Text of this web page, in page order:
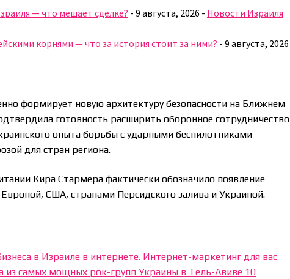
— что мешает сделке? -9 августа, 2026 - Новости Израиля
корнями — что за история стоит за ними? -9 августа, 2026
формирует новую архитектуру безопасности на Ближнем
готовность расширить оборонное сотрудничество
опыта борьбы с ударными беспилотниками —
для стран региона.
Кира Стармера фактически обозначило появление
США, странами Персидского залива и Украиной.
в Израиле в интернете. Интернет-маркетинг для вас
самых мощных рок-групп Украины в Тель-Авиве 10